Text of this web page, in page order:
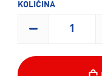
KOLIČINA